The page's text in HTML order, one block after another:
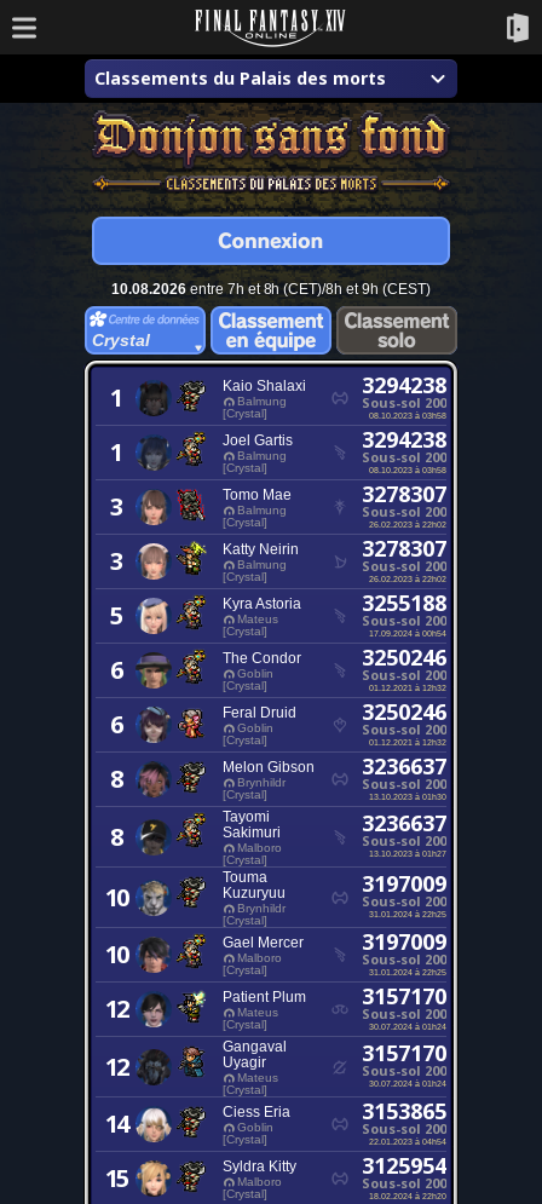
Classements du Palais des morts
10.08.2026entre 7h et 8h (CET)/8h et 9h (CEST)
Crystal
1 Kaio Shalaxi
Balmung
[Crystal]
3294238
Sous-sol 200
08.10.2023 à 03h58
1 Joel Gartis
Balmung
[Crystal]
3294238
Sous-sol 200
08.10.2023 à 03h58
3 Tomo Mae
Balmung
[Crystal]
3278307
Sous-sol 200
26.02.2023 à 22h02
3 Katty Neirin
Balmung
[Crystal]
3278307
Sous-sol 200
26.02.2023 à 22h02
5 Kyra Astoria
Mateus
[Crystal]
3255188
Sous-sol 200
17.09.2024 à 00h54
6 The Condor
Goblin
[Crystal]
3250246
Sous-sol 200
01.12.2021 à 12h32
6 Feral Druid
Goblin
[Crystal]
3250246
Sous-sol 200
01.12.2021 à 12h32
8 Melon Gibson
Brynhildr
[Crystal]
3236637
Sous-sol 200
13.10.2023 à 01h30
8
Tayomi
Sakimuri
Malboro
[Crystal]
3236637
Sous-sol 200
13.10.2023 à 01h27
10
Touma
Kuzuryuu
Brynhildr
[Crystal]
3197009
Sous-sol 200
31.01.2024 à 22h25
10 Gael Mercer
Malboro
[Crystal]
3197009
Sous-sol 200
31.01.2024 à 22h25
12 Patient Plum
Mateus
[Crystal]
3157170
Sous-sol 200
30.07.2024 à 01h24
12
Gangaval
Uyagir
Mateus
[Crystal]
3157170
Sous-sol 200
30.07.2024 à 01h24
14 Ciess Eria
Goblin
[Crystal]
3153865
Sous-sol 200
22.01.2023 à 04h54
15 Syldra Kitty
Malboro
[Crystal]
3125954
Sous-sol 200
18.02.2024 à 22h20